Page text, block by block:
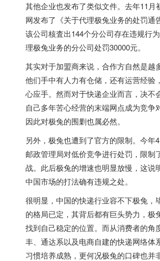
其他企业也发布了类似文件。去年11月
网发布了《关于代理极兔业务的处罚通
该公司核査出144个分公司存在违规行
理极兔业务的分公司处罚30000元。
其实对于加盟商来说，合作方自然是越
他们手中有人力有仓储，还有运营经验
心应手。然而对于快递企业而言，决不
自己多年苦心经营的末端网点成为竞争
因此对极兔的围剿也属必然。
另外，极兔也遭到了官方的限制。今年
邮政管理局对低价竞争进行处罚，限制
战。此后极兔的增速也明显放慢，这说
中国市场的打法确有违规之处。
很明显，中国的快递行业容不下极兔，
的格局已定，其背后都有巨头势力，极
找到自己稳定的位置。而从消费者的角
丰、通达系以及电商自建的快递网络体
习惯培养成熟，更何况极兔的口碑也并